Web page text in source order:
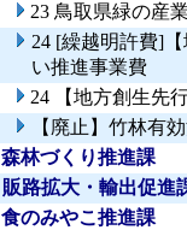
23 鳥取県緑の産
24 [繰越明許費]
い推進事業費
24 【地方創生先
【廃止】竹林有
森林づくり推進課
販路拡大・輸出促進
食のみやこ推進課